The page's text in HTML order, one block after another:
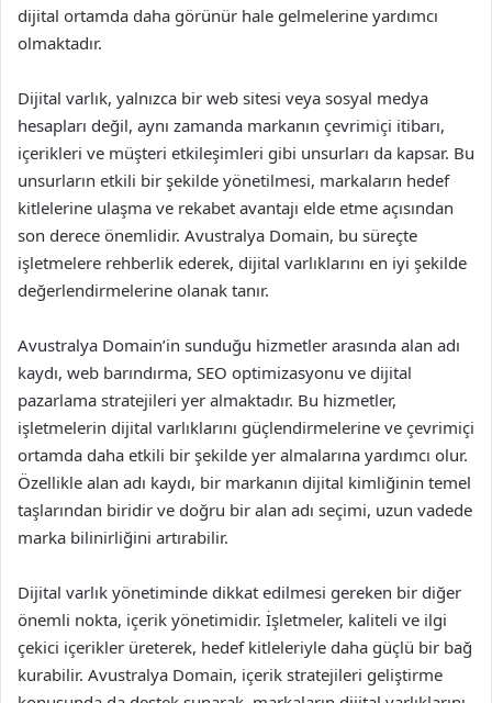
dijital ortamda daha görünür hale gelmelerine yardımcı
olmaktadır.
Dijital varlık, yalnızca bir web sitesi veya sosyal medya
hesapları değil, aynı zamanda markanın çevrimiçi itibarı,
içerikleri ve müşteri etkileşimleri gibi unsurları da kapsar. Bu
unsurların etkili bir şekilde yönetilmesi, markaların hedef
kitlelerine ulaşma ve rekabet avantajı elde etme açısından
son derece önemlidir. Avustralya Domain, bu süreçte
işletmelere rehberlik ederek, dijital varlıklarını en iyi şekilde
değerlendirmelerine olanak tanır.
Avustralya Domain’in sunduğu hizmetler arasında alan adı
kaydı, web barındırma, SEO optimizasyonu ve dijital
pazarlama stratejileri yer almaktadır. Bu hizmetler,
işletmelerin dijital varlıklarını güçlendirmelerine ve çevrimiçi
ortamda daha etkili bir şekilde yer almalarına yardımcı olur.
Özellikle alan adı kaydı, bir markanın dijital kimliğinin temel
taşlarından biridir ve doğru bir alan adı seçimi, uzun vadede
marka bilinirliğini artırabilir.
Dijital varlık yönetiminde dikkat edilmesi gereken bir diğer
önemli nokta, içerik yönetimidir. İşletmeler, kaliteli ve ilgi
çekici içerikler üreterek, hedef kitleleriyle daha güçlü bir bağ
kurabilir. Avustralya Domain, içerik stratejileri geliştirme